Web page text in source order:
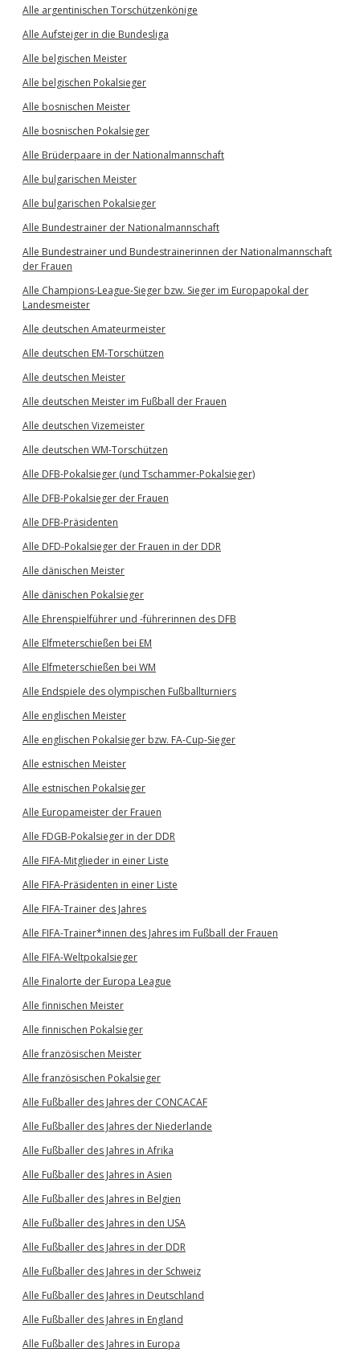
Alle argentinischen Torschützenkönige
Alle Aufsteiger in die Bundesliga
Alle belgischen Meister
Alle belgischen Pokalsieger
Alle bosnischen Meister
Alle bosnischen Pokalsieger
Alle Brüderpaare in der Nationalmannschaft
Alle bulgarischen Meister
Alle bulgarischen Pokalsieger
Alle Bundestrainer der Nationalmannschaft
Alle Bundestrainer und Bundestrainerinnen der Nationalmannschaft
der Frauen
Alle Champions-League-Sieger bzw. Sieger im Europapokal der
Landesmeister
Alle deutschen Amateurmeister
Alle deutschen EM-Torschützen
Alle deutschen Meister
Alle deutschen Meister im Fußball der Frauen
Alle deutschen Vizemeister
Alle deutschen WM-Torschützen
Alle DFB-Pokalsieger (und Tschammer-Pokalsieger)
Alle DFB-Pokalsieger der Frauen
Alle DFB-Präsidenten
Alle DFD-Pokalsieger der Frauen in der DDR
Alle dänischen Meister
Alle dänischen Pokalsieger
Alle Ehrenspielführer und -führerinnen des DFB
Alle Elfmeterschießen bei EM
Alle Elfmeterschießen bei WM
Alle Endspiele des olympischen Fußballturniers
Alle englischen Meister
Alle englischen Pokalsieger bzw. FA-Cup-Sieger
Alle estnischen Meister
Alle estnischen Pokalsieger
Alle Europameister der Frauen
Alle FDGB-Pokalsieger in der DDR
Alle FIFA-Mitglieder in einer Liste
Alle FIFA-Präsidenten in einer Liste
Alle FIFA-Trainer des Jahres
Alle FIFA-Trainer*innen des Jahres im Fußball der Frauen
Alle FIFA-Weltpokalsieger
Alle Finalorte der Europa League
Alle finnischen Meister
Alle finnischen Pokalsieger
Alle französischen Meister
Alle französischen Pokalsieger
Alle Fußballer des Jahres der CONCACAF
Alle Fußballer des Jahres der Niederlande
Alle Fußballer des Jahres in Afrika
Alle Fußballer des Jahres in Asien
Alle Fußballer des Jahres in Belgien
Alle Fußballer des Jahres in den USA
Alle Fußballer des Jahres in der DDR
Alle Fußballer des Jahres in der Schweiz
Alle Fußballer des Jahres in Deutschland
Alle Fußballer des Jahres in England
Alle Fußballer des Jahres in Europa